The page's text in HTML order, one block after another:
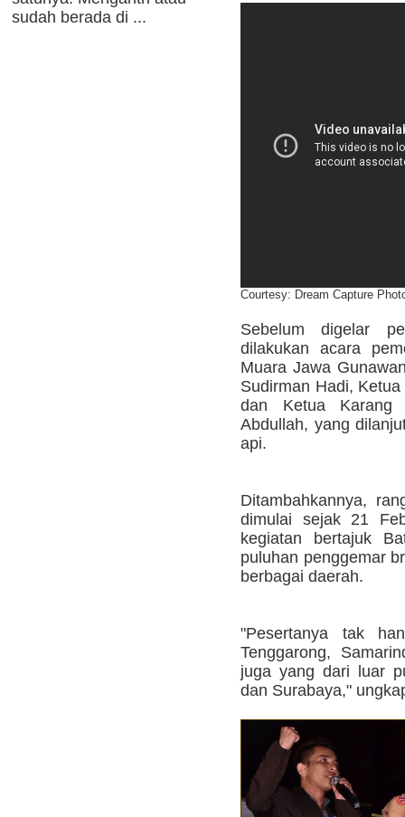
sudah berada di ...
Courtesy: Dream Capture
Sebelum digelar
dilakukan acara
Muara Jawa
Sudirman Hadi,
dan Ketua Karang
Abdullah, yang
api.
Ditambahkannya,
dimulai sejak 21
kegiatan bertajuk
puluhan penggemar
berbagai daerah.
"Pesertanya tak
Tenggarong,
juga yang dari luar
dan Surabaya,"